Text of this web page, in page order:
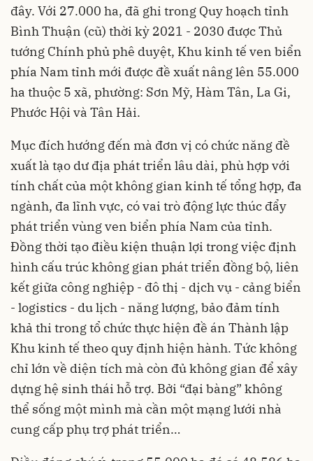
đây. Với 27.000 ha, đã ghi trong Quy hoạch tỉnh
Bình Thuận (cũ) thời kỳ 2021 - 2030 được Thủ
tướng Chính phủ phê duyệt, Khu kinh tế ven biển
phía Nam tỉnh mới được đề xuất nâng lên 55.000
ha thuộc 5 xã, phường: Sơn Mỹ, Hàm Tân, La Gi,
Phước Hội và Tân Hải.
Mục đích hướng đến mà đơn vị có chức năng đề
xuất là tạo dư địa phát triển lâu dài, phù hợp với
tính chất của một không gian kinh tế tổng hợp, đa
ngành, đa lĩnh vực, có vai trò động lực thúc đẩy
phát triển vùng ven biển phía Nam của tỉnh.
Đồng thời tạo điều kiện thuận lợi trong việc định
hình cấu trúc không gian phát triển đồng bộ, liên
kết giữa công nghiệp - đô thị - dịch vụ - cảng biển
- logistics - du lịch - năng lượng, bảo đảm tính
khả thi trong tổ chức thực hiện đề án Thành lập
Khu kinh tế theo quy định hiện hành. Tức không
chỉ lớn về diện tích mà còn đủ không gian để xây
dựng hệ sinh thái hỗ trợ. Bởi “đại bàng” không
thể sống một mình mà cần một mạng lưới nhà
cung cấp phụ trợ phát triển…